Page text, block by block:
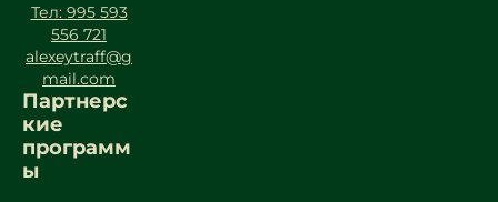
Тел: 995 593
556 721
alexeytraff@g
mail.com
Партнерс
кие
программ
ы